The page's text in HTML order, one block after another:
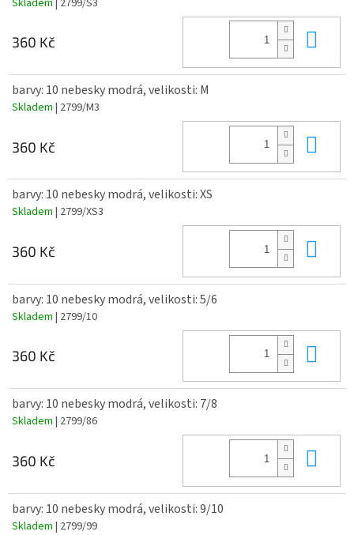
360 Kč
barvy: 10 nebesky modrá, velikosti: M
Skladem | 2799/M3
360 Kč
barvy: 10 nebesky modrá, velikosti: XS
Skladem | 2799/XS3
360 Kč
barvy: 10 nebesky modrá, velikosti: 5/6
Skladem | 2799/10
360 Kč
barvy: 10 nebesky modrá, velikosti: 7/8
Skladem | 2799/86
360 Kč
barvy: 10 nebesky modrá, velikosti: 9/10
Skladem | 2799/99